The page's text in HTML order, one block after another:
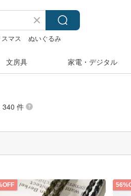
マス
ぬいぐるみ
文房具 家電・デジタル
340 件